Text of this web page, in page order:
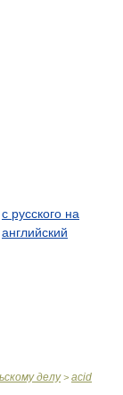
с русского на
английский
делу> acid